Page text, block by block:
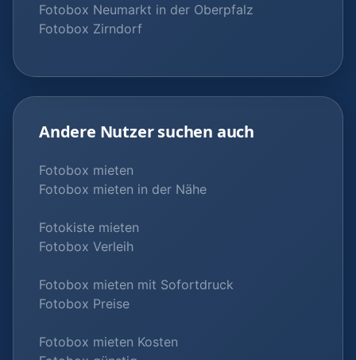
Fotobox Neumarkt in der Oberpfalz
Fotobox Zirndorf
Andere Nutzer suchen auch
Fotobox mieten
Fotobox mieten in der Nähe
Fotokiste mieten
Fotobox Verleih
Fotobox mieten mit Sofortdruck
Fotobox Preise
Fotobox mieten Kosten